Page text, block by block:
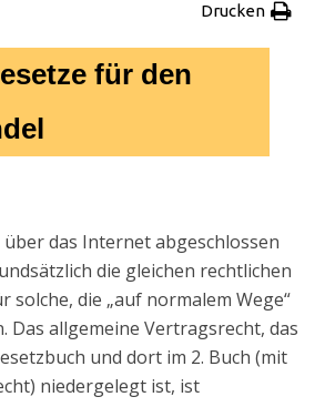
Drucken
für den
das Internet abgeschlossen
die gleichen rechtlichen
solche, die „auf normalem Wege“
Das allgemeine Vertragsrecht, das
und dort im 2. Buch (mit
niedergelegt ist, ist